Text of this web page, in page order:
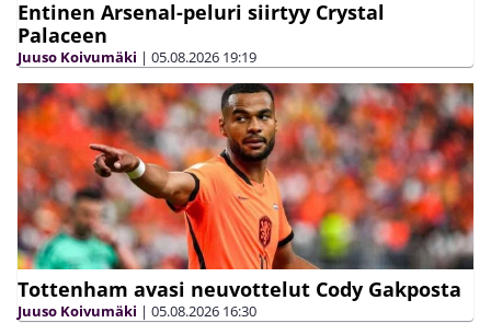
Entinen Arsenal-peluri siirtyy Crystal
Palaceen
Juuso Koivumäki | 05.08.2026 19:19
Tottenham avasi neuvottelut Cody Gakposta
Juuso Koivumäki | 05.08.2026 16:30